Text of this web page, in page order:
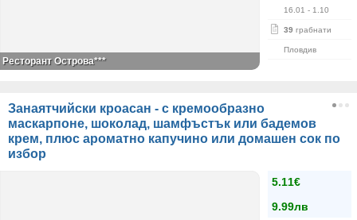
16.01 - 1.10
39 грабнати
Пловдив
Ресторант Острова***
Занаятчийски кроасан - с кремообразно
маскарпоне, шоколад, шамфъстък или бадемов
крем, плюс ароматно капучино или домашен сок по
избор
5.11€
9.99лв